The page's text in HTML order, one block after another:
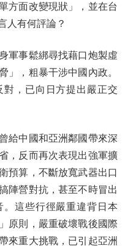
方面改變現狀」，並在台
人有何評論？
事鬆綁尋找藉口炮製虛
」，粗暴干涉中國內政。
，已向日方提出嚴正交
中國和亞洲鄰國帶來深
，反而再次表現出強軍擴
預算，不斷放寬武器出口
陣營對抗，甚至不時冒出
這些行徑嚴重違背日本
原則，嚴重破壞戰後國際
來重大挑戰，已引起亞洲